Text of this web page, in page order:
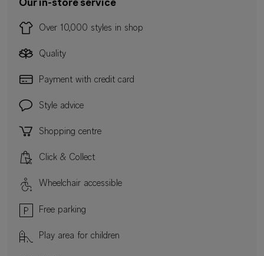
Our in-store service
Over 10,000 styles in shop
Quality
Payment with credit card
Style advice
Shopping centre
Click & Collect
Wheelchair accessible
Free parking
Play area for children